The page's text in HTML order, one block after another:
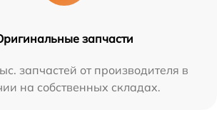
запчасти
запчастей от производителя в
на собственных складах.